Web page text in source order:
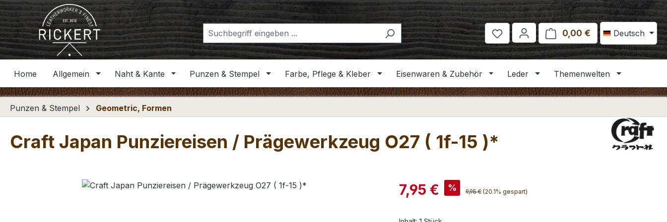
Hauptinhalt springen
Zur Suche springen
Zur Hauptnavigation springen
Deutsch
0,00 € Warenkorb
Home Allgemein Naht & Kante Punzen & Stempel Farbe, Pflege & Kleber Eisenwaren & Zubehör Leder Themenwelten
Punzen & Stempel Geometric, Formen
Craft Japan Punziereisen / Prägewerkzeug O27 ( 1f-15 )*
Bildergalerie überspringen Verkaufspreis:
7,95 € % Regulärer Preis:
9,95 € (20.1% gespart)